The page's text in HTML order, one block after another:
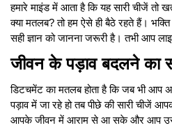
हमारे माइंड में आता है कि यह सारी चीजें तो
क्या मतलब? तो हम ऐसे ही बैठे रहते हैं।
सही ज्ञान को जानना जरूरी है। तभी आप
जीवन के पड़ाव बदलने का
डिटचमेंट का मतलब होता है कि जब भी आप
पड़ाव में जा रहे हो तब पीछे की सारी चीजें
आपके जीवन में आराम से आ सके और आप